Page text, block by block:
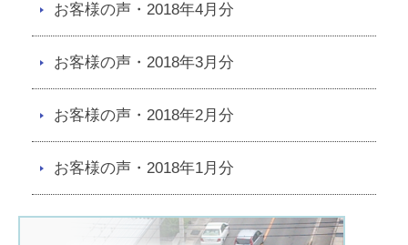
お客様の声・2018年4月分
お客様の声・2018年3月分
お客様の声・2018年2月分
お客様の声・2018年1月分